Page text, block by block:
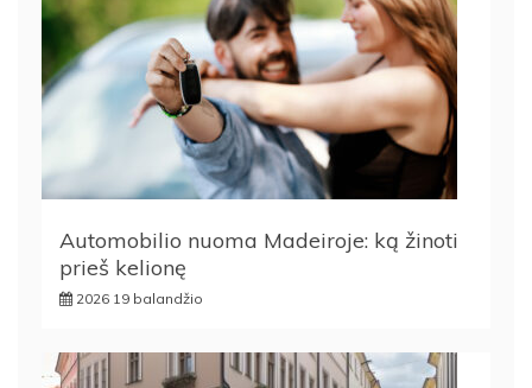
Automobilio nuoma Madeiroje: ką žinoti
prieš kelionę
2026 19 balandžio